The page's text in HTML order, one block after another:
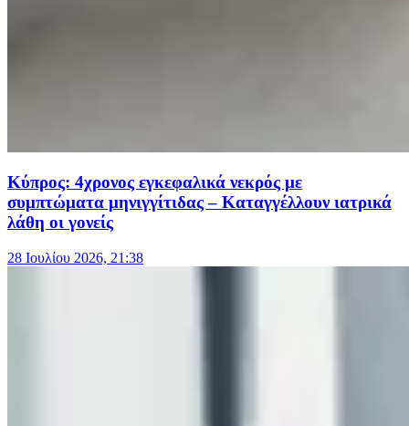
Κύπρος: 4χρονος εγκεφαλικά νεκρός με
συμπτώματα μηνιγγίτιδας – Καταγγέλλουν ιατρικά
λάθη οι γονείς
28 Ιουλίου 2026, 21:38